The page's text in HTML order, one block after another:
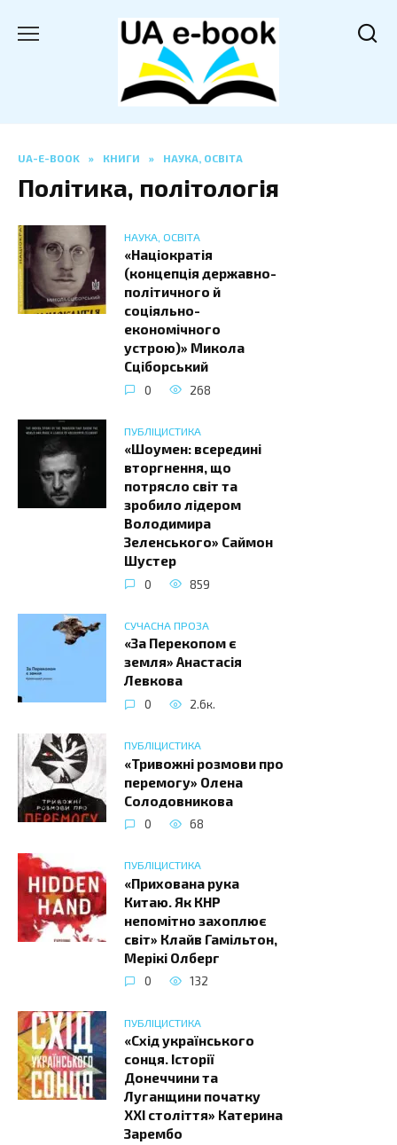
UA-E-BOOK » КНИГИ » НАУКА, ОСВІТА
Політика, політологія
НАУКА, ОСВІТА
«Націократія
(концепція державно-
політичного й
соціяльно-
економічного
устрою)» Микола
Сціборський
0 268
ПУБЛІЦИСТИКА
«Шоумен: всередині
вторгнення, що
потрясло світ та
зробило лідером
Володимира
Зеленського» Саймон
Шустер
0 859
СУЧАСНА ПРОЗА
«За Перекопом є
земля» Анастасія
Левкова
0 2.6к.
ПУБЛІЦИСТИКА
«Тривожні розмови про
перемогу» Олена
Солодовникова
0 68
ПУБЛІЦИСТИКА
«Прихована рука
Китаю. Як КНР
непомітно захоплює
світ» Клайв Гамільтон,
Мерікі Олберг
0 132
ПУБЛІЦИСТИКА
«Схід українського
сонця. Історії
Донеччини та
Луганщини початку
ХХІ століття» Катерина
Зарембо